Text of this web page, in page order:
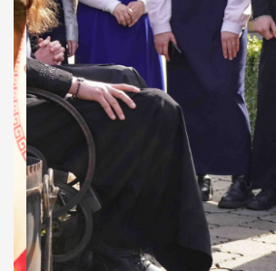
ВПБА —
Читати